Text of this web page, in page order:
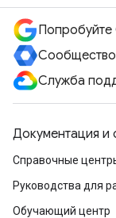
Служба
Документация и
Справочные
Руководства для
Обучающий центр